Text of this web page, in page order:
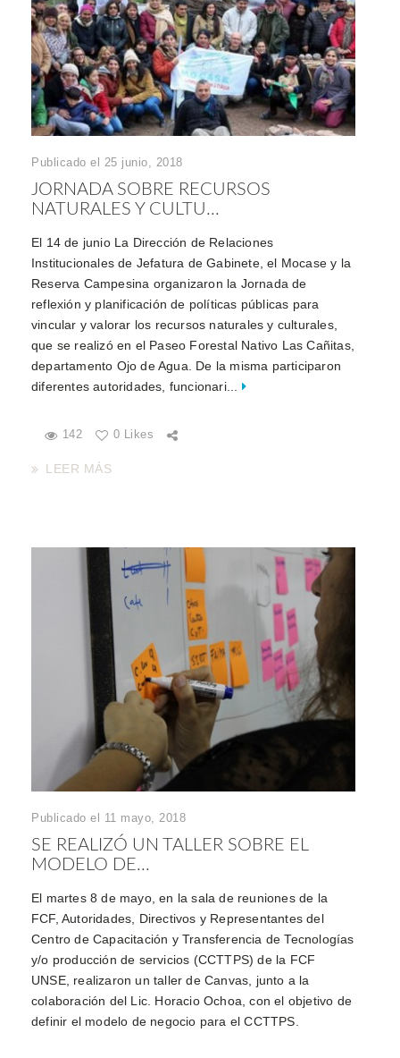
Publicado el 25 junio, 2018
JORNADA SOBRE RECURSOS
NATURALES Y CULTU...
El 14 de junio La Dirección de Relaciones
Institucionales de Jefatura de Gabinete, el Mocase y la
Reserva Campesina organizaron la Jornada de
reflexión y planificación de políticas públicas para
vincular y valorar los recursos naturales y culturales,
que se realizó en el Paseo Forestal Nativo Las Cañitas,
departamento Ojo de Agua. De la misma participaron
diferentes autoridades, funcionari...
142 0 Likes
LEER MÁS
Publicado el 11 mayo, 2018
SE REALIZÓ UN TALLER SOBRE EL
MODELO DE...
El martes 8 de mayo, en la sala de reuniones de la
FCF, Autoridades, Directivos y Representantes del
Centro de Capacitación y Transferencia de Tecnologías
y/o producción de servicios (CCTTPS) de la FCF
UNSE, realizaron un taller de Canvas, junto a la
colaboración del Lic. Horacio Ochoa, con el objetivo de
definir el modelo de negocio para el CCTTPS.